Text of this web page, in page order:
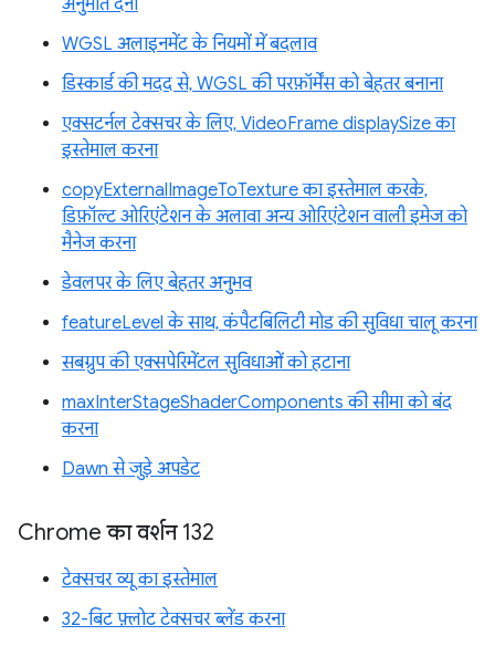
WGSL अलाइनमेंट के नियमों में बदलाव
डिस्कार्ड की मदद से, WGSL की परफ़ॉर्मेंस को बेहतर बनाना
एक्सटर्नल टेक्सचर के लिए, VideoFrame displaySize का
इस्तेमाल करना
copyExternalImageToTexture का इस्तेमाल करके,
डिफ़ॉल्ट ओरिएंटेशन के अलावा अन्य ओरिएंटेशन वाली इमेज को
मैनेज करना
डेवलपर के लिए बेहतर अनुभव
featureLevel के साथ, कंपैटबिलिटी मोड की सुविधा चालू करना
सबग्रुप की एक्सपेरिमेंटल सुविधाओं को हटाना
maxInterStageShaderComponents की सीमा को बंद
करना
Dawn से जुड़े अपडेट
Chrome का वर्शन 132
टेक्सचर व्यू का इस्तेमाल
32-बिट फ़्लोट टेक्सचर ब्लेंड करना